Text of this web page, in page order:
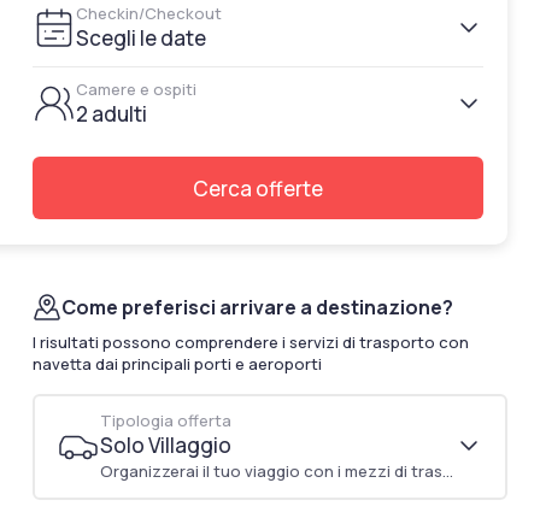
Checkin/Checkout
Scegli le date
Camere e ospiti
2 adulti
Cerca offerte
Come preferisci arrivare a destinazione?
I risultati possono comprendere i servizi di trasporto con
navetta dai principali porti e aeroporti
Tipologia offerta
Solo Villaggio
Organizzerai il tuo viaggio con i mezzi di trasporto che preferisci